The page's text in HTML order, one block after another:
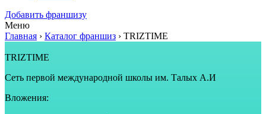
Добавить франшизу
Меню
Главная › Каталог франшиз › TRIZTIME
TRIZTIME
Сеть первой международной школы им. Талых А.И
Вложения: